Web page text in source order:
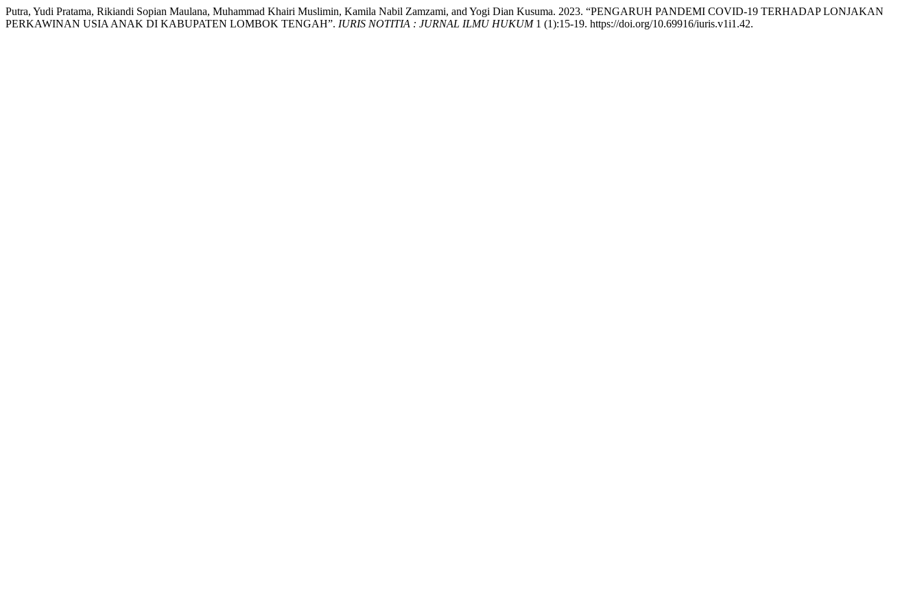
Putra, Yudi Pratama, Rikiandi Sopian Maulana, Muhammad Khairi Muslimin, Kamila Nabil Zamzami, and Yogi Dian Kusuma. 2023. “PENGARUH PANDEMI COVID-19 TERHADAP LONJAKAN
PERKAWINAN USIA ANAK DI KABUPATEN LOMBOK TENGAH”. IURIS NOTITIA : JURNAL ILMU HUKUM1 (1):15-19. https://doi.org/10.69916/iuris.v1i1.42.